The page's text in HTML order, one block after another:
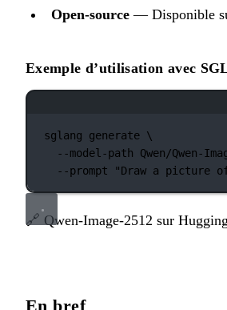
Open-source — Disponible
Exemple d’utilisation avec
sglang generate \
--model-path
Qwen/Qwen-
--prompt
"Draw a picture
🔗 Qwen-Image-2512 sur
En bref